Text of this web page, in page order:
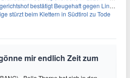
bestätigt Beugehaft gegen Lina E.
stürzt beim Klettern in Südtirol zu Tode
mir endlich Zeit zum